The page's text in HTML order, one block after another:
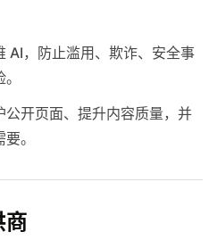
AI，防止滥用、欺诈、安全事
公开页面、提升内容质量，并
。
商